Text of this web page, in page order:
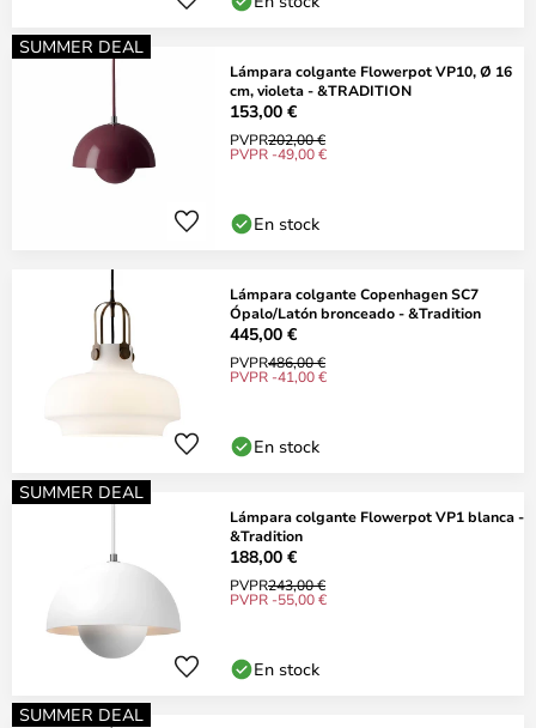
SUMMER DEAL
Lámpara colgante Flowerpot VP10, Ø 16
cm, violeta - &TRADITION
153,00 €
PVPR202,00 €
PVPR -49,00 €
En stock
Lámpara colgante Copenhagen SC7
Ópalo/Latón bronceado - &Tradition
445,00 €
PVPR486,00 €
PVPR -41,00 €
En stock
SUMMER DEAL
Lámpara colgante Flowerpot VP1 blanca -
&Tradition
188,00 €
PVPR243,00 €
PVPR -55,00 €
En stock
SUMMER DEAL